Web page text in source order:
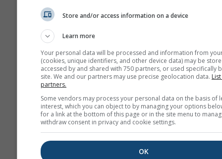
Store and/or access information on a device
Learn more
Your personal data will be processed and information from
(cookies, unique identifiers, and other device data) may be
accessed by and shared with 750 partners, or used specifically
site. We and our partners may use precise geolocation data.
partners.
Some vendors may process your personal data on the basis of
interest, which you can object to by managing your options
for a link at the bottom of this page or in the site menu to
withdraw consent in privacy and cookie settings.
OK